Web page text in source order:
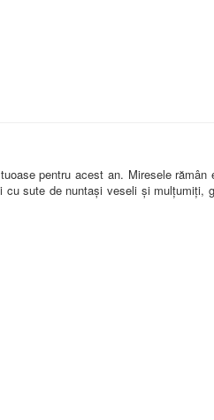
pentru acest an. Miresele
sute de nuntași veseli și